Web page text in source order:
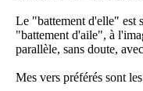
Le "battement d'elle" est
"battement d'aile", à
parallèle, sans doute,
Mes vers préférés sont